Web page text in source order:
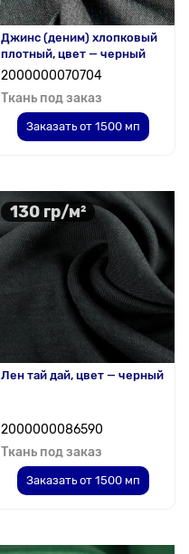
Джинс (деним) хлопковый
плотный, цвет — черный
2000000070704
Ткань под заказ
Заказать от 1500 мп
130 гр/м²
Лен тай дай, цвет — черный
2000000086590
Ткань под заказ
Заказать от 1500 мп